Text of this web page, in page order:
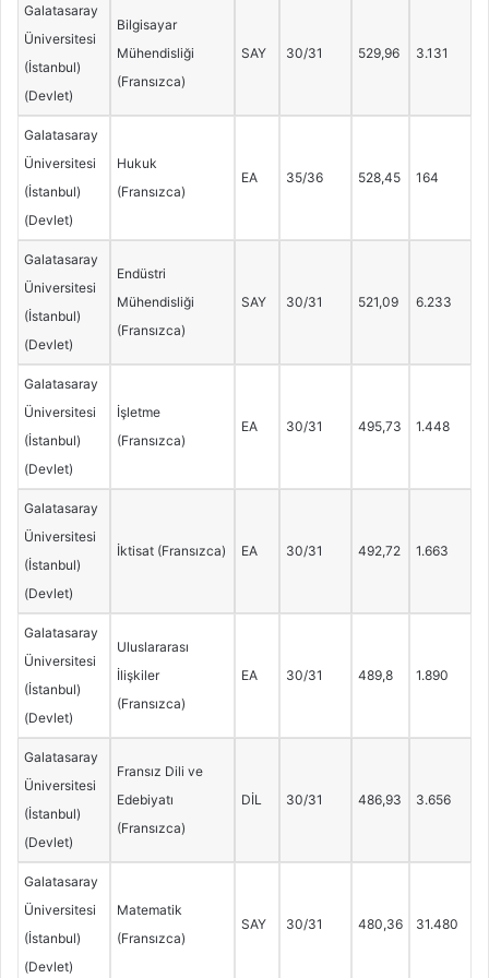
Galatasaray
Üniversitesi
(İstanbul)
(Devlet)
Bilgisayar
Mühendisliği
(Fransızca)
SAY 30/31 529,96 3.131
Galatasaray
Üniversitesi
(İstanbul)
(Devlet)
Hukuk
(Fransızca)
EA 35/36 528,45 164
Galatasaray
Üniversitesi
(İstanbul)
(Devlet)
Endüstri
Mühendisliği
(Fransızca)
SAY 30/31 521,09 6.233
Galatasaray
Üniversitesi
(İstanbul)
(Devlet)
İşletme
(Fransızca)
EA 30/31 495,73 1.448
Galatasaray
Üniversitesi
(İstanbul)
(Devlet)
İktisat (Fransızca) EA 30/31 492,72 1.663
Galatasaray
Üniversitesi
(İstanbul)
(Devlet)
Uluslararası
İlişkiler
(Fransızca)
EA 30/31 489,8 1.890
Galatasaray
Üniversitesi
(İstanbul)
(Devlet)
Fransız Dili ve
Edebiyatı
(Fransızca)
DİL 30/31 486,93 3.656
Galatasaray
Üniversitesi
(İstanbul)
(Devlet)
Matematik
(Fransızca)
SAY 30/31 480,36 31.480